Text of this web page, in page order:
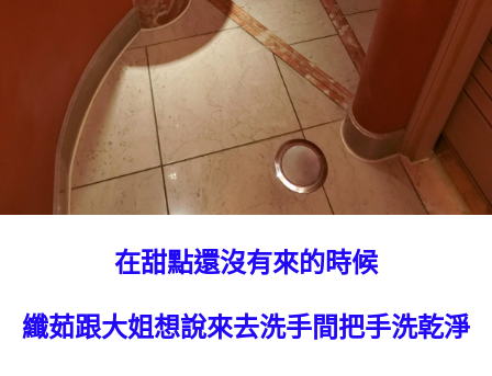
在甜點還沒有來的時候
纖茹跟大姐想說來去洗手間把手洗乾淨